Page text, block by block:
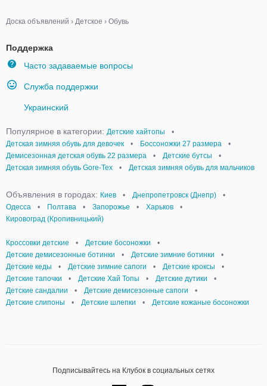
Доска объявлений › Детское › Обувь
Поддержка
Часто задаваемые вопросы
Служба поддержки
Украинский
Популярное в категории: Детские хайтопы
•
Детская зимняя обувь для девочек
• Боссоножки 27 размера
•
Демисезонная детская обувь 22 размера
• Детские бутсы
•
Детская зимняя обувь Gore-Tex
• Детская зимняя обувь для мальчиков
Объявления в городах: Киев • Днепропетровск (Днепр)
•
Одесса
• Полтава • Запорожье • Харьков
•
Кировоград (Кропивницький)
Кроссовки детские • Детские босоножки
•
Детские демисезонные ботинки
• Детские зимние ботинки
•
Детские кеды
• Детские зимние сапоги • Детские кроксы
•
Детские тапочки
• Детские Хай Топы • Детские дутики
•
Детские сандалии
• Детские демисезонные сапоги
•
Детские слипоны
• Детские шлепки • Детские кожаные босоножки
Подписывайтесь на Клубок в социальных сетях